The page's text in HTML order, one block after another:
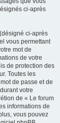
ci-après
ci-après
vous permettant
mot de
de votre
de protection des
Toutes les
de passe et de
votre
de « Le forum
informations de
vous pouvez